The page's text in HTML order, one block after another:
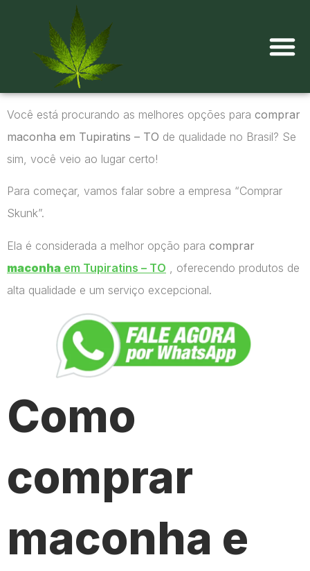
Você está procurando as melhores opções para comprar
maconha em Tupiratins – TO de qualidade no Brasil? Se
sim, você veio ao lugar certo!
Para começar, vamos falar sobre a empresa “Comprar
Skunk”.
Ela é considerada a melhor opção para comprar
maconha em Tupiratins – TO , oferecendo produtos de
alta qualidade e um serviço excepcional.
Como
comprar
maconha e